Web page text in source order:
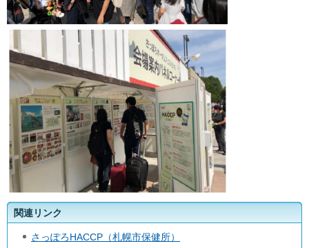
関連リンク
さっぽろHACCP（札幌市保健所）